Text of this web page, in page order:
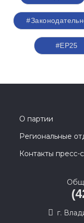
#ЕР25
О партии
Региональные
Контакты пресс-
г.